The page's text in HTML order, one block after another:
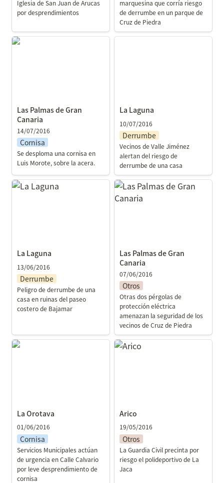
Iglesia de San Juan de Arucas
por desprendimientos
marquesina que corría riesgo
de derrumbe en un parque de
Cruz de Piedra
Las Palmas de Gran
Las Palmas de Gran
Canaria
14/07/2016
Cornisa
Se desploma una cornisa en
Luis Morote, sobre la acera.
La Laguna
10/07/2016
Derrumbe
Vecinos de Valle Jiménez
alertan del riesgo de
derrumbe de una casa
La Laguna
La Laguna
13/06/2016
Derrumbe
Peligro de derrumbe de una
casa en ruinas del paseo
costero de Bajamar
Las Palmas de Gran
Canaria
Las Palmas de Gran
Canaria
07/06/2016
Otros
Otras dos pérgolas de
protección eléctrica
amenazan la seguridad de los
vecinos de Cruz de Piedra
La Orotava
La Orotava
01/06/2016
Cornisa
Servicios Municipales actúan
de urgencia en Calle Calvario
por leve desprendimiento de
cornisa
Arico
Arico
19/05/2016
Otros
La Guardia Civil precinta por
riesgo el polideportivo de La
Jaca